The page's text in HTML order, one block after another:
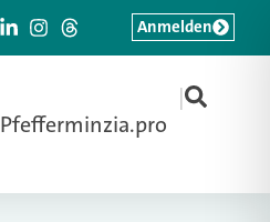
Pfefferminzia.pro
|
Anmelden